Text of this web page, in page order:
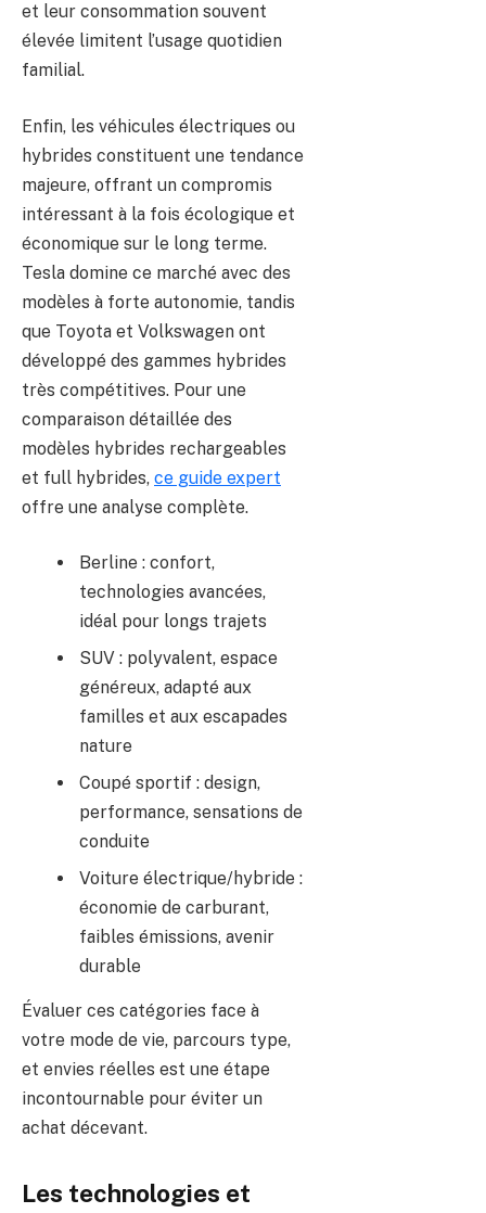
et leur consommation souvent
élevée limitent l’usage quotidien
familial.
Enfin, les véhicules électriques ou
hybrides constituent une tendance
majeure, offrant un compromis
intéressant à la fois écologique et
économique sur le long terme.
Tesla domine ce marché avec des
modèles à forte autonomie, tandis
que Toyota et Volkswagen ont
développé des gammes hybrides
très compétitives. Pour une
comparaison détaillée des
modèles hybrides rechargeables
et full hybrides, ce guide expert
offre une analyse complète.
Berline : confort,
technologies avancées,
idéal pour longs trajets
SUV : polyvalent, espace
généreux, adapté aux
familles et aux escapades
nature
Coupé sportif : design,
performance, sensations de
conduite
Voiture électrique/hybride :
économie de carburant,
faibles émissions, avenir
durable
Évaluer ces catégories face à
votre mode de vie, parcours type,
et envies réelles est une étape
incontournable pour éviter un
achat décevant.
Les technologies et